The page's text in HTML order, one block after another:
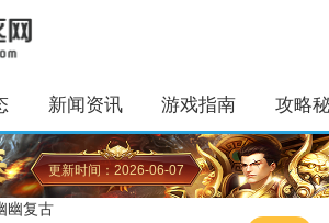
新闻资讯 游戏指南 攻略
更新时间：2026-06-07
幽复古